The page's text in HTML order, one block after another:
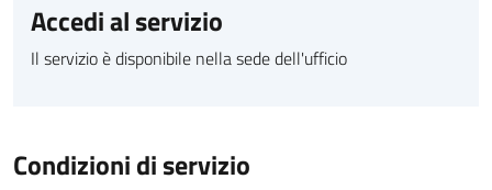
Accedi al servizio
Il servizio è disponibile nella sede dell'ufficio
Condizioni di servizio